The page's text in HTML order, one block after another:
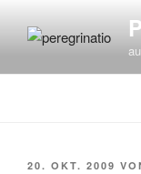
Inhalt
20. OKT. 2009